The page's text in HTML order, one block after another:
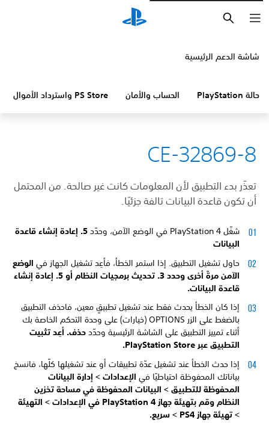
شاشة الدعم الرئيسية
حالة PlayStation الحساب والأمان PS Store واسترداد الأموال
CE-32869-8
تعذّر بدء التطبيق لأن المعلومات كانت غير صالحة. من المحتمل
أن تكون قاعدة البيانات تالفة جزئيًا.
شغّل PlayStation 4 في الوضع الآمن، وحدّد
5. إعادة إنشاء قاعدة
البيانات
حاول تشغيل التطبيق. إذا استمر الخطأ، فأعِد تشغيل الجهاز في الوضع
الآمن مرةً أخرى وحدد
5. إعادة إنشاء
قاعدة البيانات.
إذا كان الخطأ يحدث فقط عند تشغيل تطبيقٍ معين، فاحذف التطبيق
بالضغط على الزر OPTIONS (خيارات) على وحدة التحكم الخاصة بك
أثناء تمييز التطبيق على الشاشة الرئيسية وحدّد حذف. أعِد تثبيت
التطبيق عبر PlayStation Store.
إذا حدث الخطأ عند تشغيل عدّة تطبيقات أو عند تشغيلها كلّها، فانسخ
بياناتك المحفوظة احتياطيًا في الإعدادات > إدارة البيانات
المحفوظة للتطبيق > البيانات المحفوظة في مساحة تخزين
النظام وقم بتهيئة جهاز PlayStation 4 في
الإعدادات > التهيئة
> تهيئة جهاز PS4 > سريع.